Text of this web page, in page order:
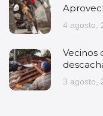
4 agosto,
Vecinos
3 agosto,